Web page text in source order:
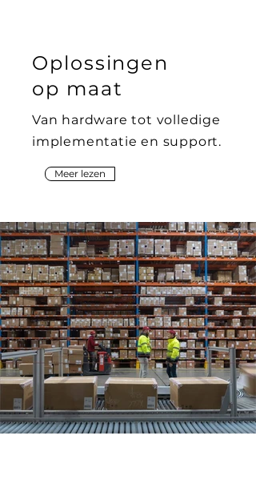
Oplossingen
op maat
Van hardware tot volledige
implementatie en support.
Meer lezen